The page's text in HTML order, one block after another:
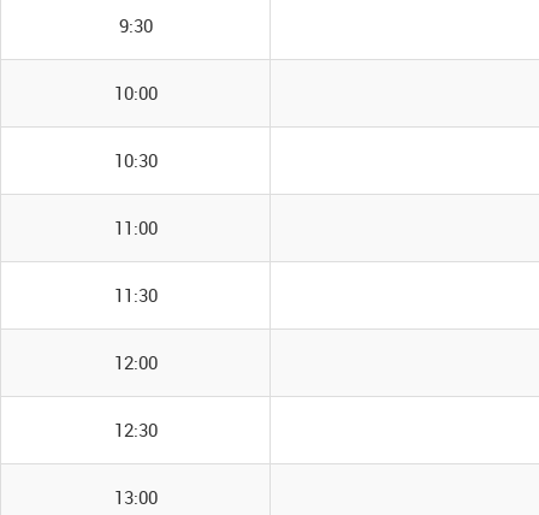
9:30
10:00
10:30
11:00
11:30
12:00
12:30
13:00